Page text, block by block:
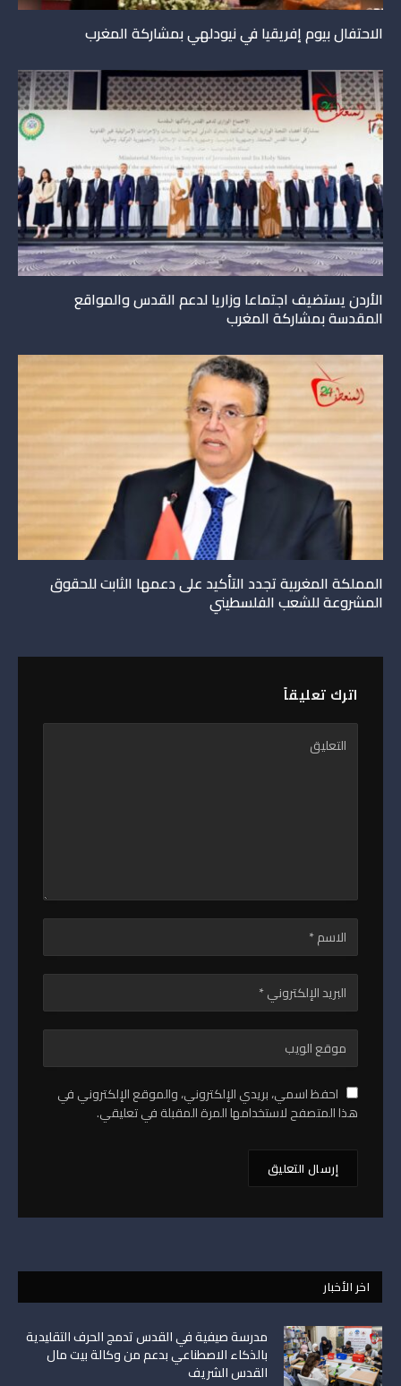
الاحتفال بيوم إفريقيا في نيودلهي بمشاركة المغرب
الأردن يستضيف اجتماعا وزاريا لدعم القدس والمواقع
المقدسة بمشاركة المغرب
المملكة المغربية تجدد التأكيد على دعمها الثابت للحقوق
المشروعة للشعب الفلسطيني
اترك تعليقاً
احفظ اسمي، بريدي الإلكتروني، والموقع الإلكتروني في
هذا المتصفح لاستخدامها المرة المقبلة في تعليقي.
اخر الأخبار
مدرسة صيفية في القدس تدمج الحرف التقليدية
بالذكاء الاصطناعي بدعم من وكالة بيت مال
القدس الشريف